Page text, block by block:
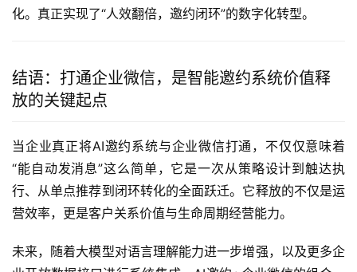
化。真正实现了“人效翻倍，邀约闭环”的数字化转型。
结语：打通企业微信，是智能邀约系统价值释
放的关键起点
当企业真正将AI邀约系统与企业微信打通，不仅仅意味着
“能自动发消息”这么简单，它是一次从策略设计到触达执
行、从单点推荐到闭环转化的全面跃迁。它释放的不仅是运
营效率，更是客户关系价值与生命周期经营能力。
未来，随着大模型对语言理解能力进一步增强，以及更多企